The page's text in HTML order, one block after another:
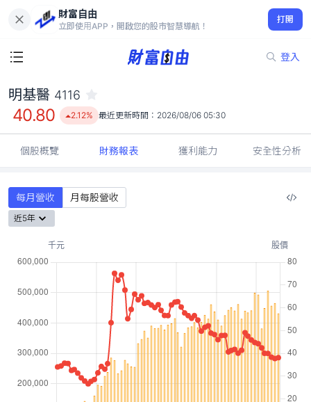
財富自由
立即使用APP，開啟您的股市智慧導航！
打開
登入
40.80
2.12%
明基醫 4116
40.80 2.12% 最近更新時間： 2026/08/06 05:30
個股概覽 財務報表 獲利能力 安全性分析
每月營收 月每股營收
近5年